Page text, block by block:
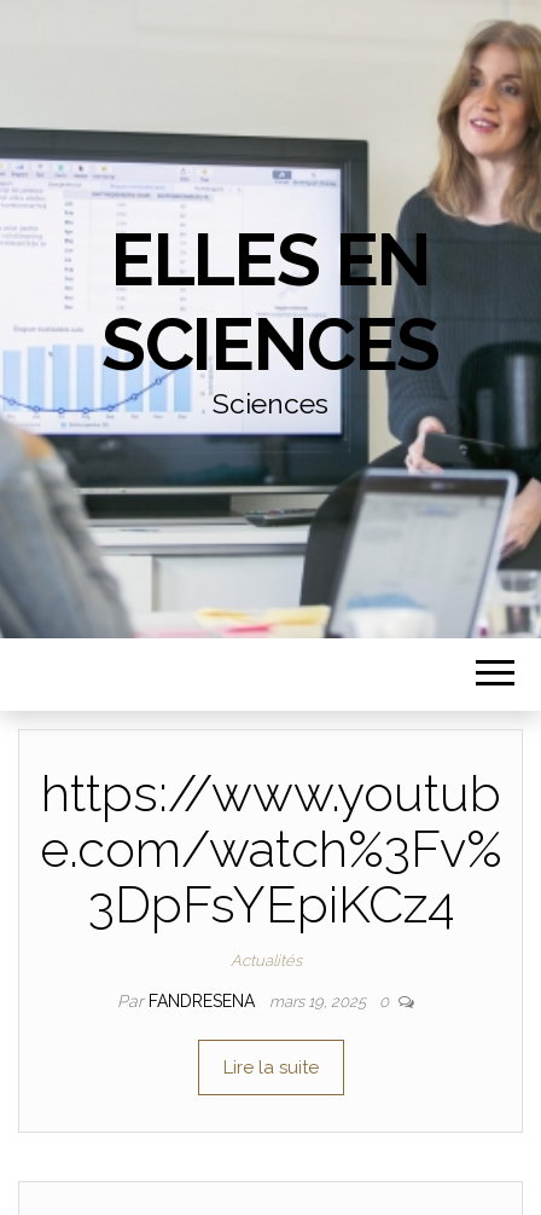
ELLES EN
SCIENCES
Sciences
https://www.youtub
e.com/watch%3Fv%
3DpFsYEpiKCz4
Actualités
Par FANDRESENA mars 19, 2025 0
Lire la suite